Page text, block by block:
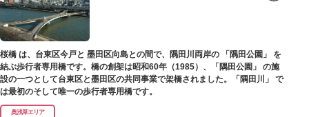
桜橋 は、台東区今戸と 墨田区向島との間で、隅田川両岸の 「隅田公園」 を
結ぶ歩行者専用橋です。橋の創架は昭和60年（1985）、「隅田公園」 の施
設の一つとして台東区と墨田区の共同事業で架橋されました。「隅田川」 で
は最初のそして唯一の歩行者専用橋です。
奥浅草エリア